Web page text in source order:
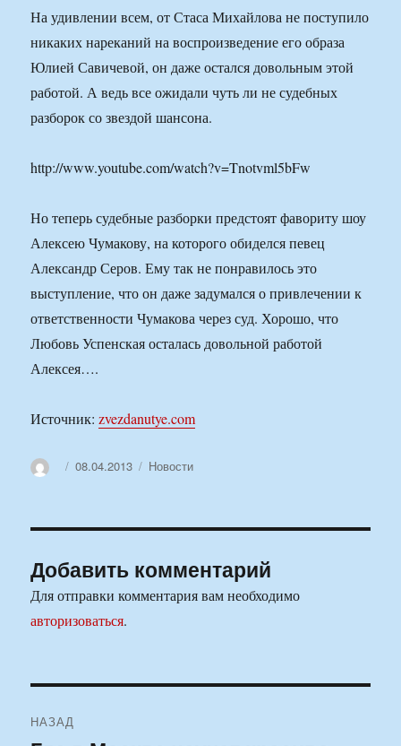
На удивлении всем, от Стаса Михайлова не поступило
никаких нареканий на воспроизведение его образа
Юлией Савичевой, он даже остался довольным этой
работой. А ведь все ожидали чуть ли не судебных
разборок со звездой шансона.
http://www.youtube.com/watch?v=Tnotvml5bFw
Но теперь судебные разборки предстоят фавориту шоу
Алексею Чумакову, на которого обиделся певец
Александр Серов. Ему так не понравилось это
выступление, что он даже задумался о привлечении к
ответственности Чумакова через суд. Хорошо, что
Любовь Успенская осталась довольной работой
Алексея….
Источник:zvezdanutye.com
АвторОпубликовано
08.04.2013 Рубрики
Новости
Добавить комментарий
Для отправки комментария вам необходимо
авторизоваться.
НАЗАД